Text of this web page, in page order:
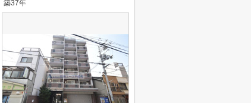
築37年